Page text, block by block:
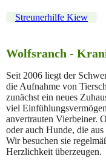
Streunerhilfe Kiew
Wolfsranch -
Seit 2006 liegt der
die Aufnahme von
zunächst ein neues
viel
anvertrauten Vierbeiner.
oder auch Hunde, die
Wir besuchen sie
Herzlichkeit überzeugen.